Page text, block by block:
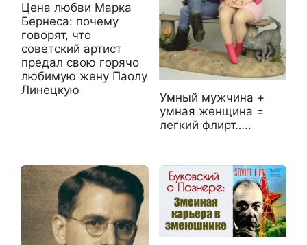
Цена любви Марка
Бернеса: почему
говорят, что
советский артист
предал свою горячо
любимую жену Паолу
Линецкую
Умный мужчина +
умная женщина =
легкий флирт…..